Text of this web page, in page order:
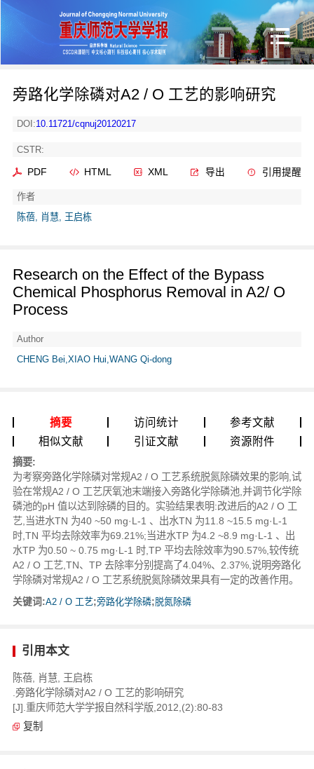
旁路化学除磷对A2 / O 工艺的影响研究
DOI:10.11721/cqnuj20120217
CSTR:
PDF HTML XML 导出 引用提醒
作者
陈蓓, 肖慧, 王启栋
Research on the Effect of the Bypass
Chemical Phosphorus Removal in A2/ O
Process
Author
CHENG Bei,XIAO Hui,WANG Qi-dong
摘要 访问统计
参考文献
相似文献
引证文献 资源附件
摘要:
为考察旁路化学除磷对常规A2 / O 工艺系统脱氮除磷效果的影响,试
验在常规A2 / O 工艺厌氧池末端接入旁路化学除磷池,并调节化学除
磷池的pH 值以达到除磷的目的。实验结果表明:改进后的A2 / O 工
艺,当进水TN 为40 ~50 mg·L-1 、出水TN 为11.8 ~15.5 mg·L-1
时,TN 平均去除效率为69.21%;当进水TP 为4.2 ~8.9 mg·L-1 、出
水TP 为0.50 ~ 0.75 mg·L-1 时,TP 平均去除效率为90.57%,较传统
A2 / O 工艺,TN、TP 去除率分别提高了4.04%、2.37%,说明旁路化
学除磷对常规A2 / O 工艺系统脱氮除磷效果具有一定的改善作用。
关键词:A2 / O 工艺;旁路化学除磷;脱氮除磷
引用本文
陈蓓, 肖慧, 王启栋
.旁路化学除磷对A2 / O 工艺的影响研究
[J].重庆师范大学学报自然科学版,2012,(2):80-83
复制